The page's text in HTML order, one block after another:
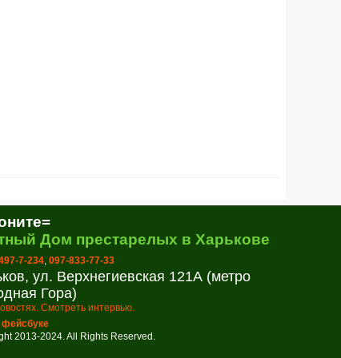
Дом престарелых в Харькове
7-234, 097-833-77-33
ул. Верхнегиевская 121А (метро
Гора)
Смотреть интервью.
2013-2024. All Rights Reserved.